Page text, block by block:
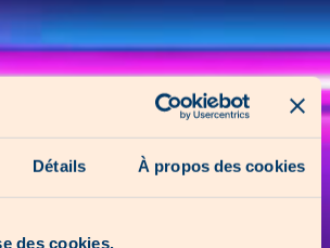
Détails À propos des cookies
des cookies.